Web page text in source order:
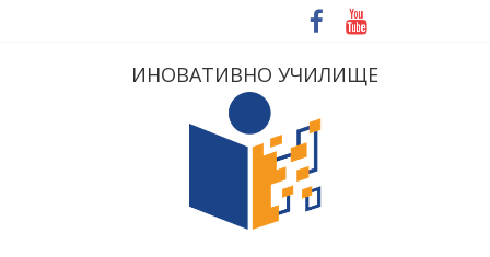
ИНОВАТИВНО УЧИЛИЩЕ